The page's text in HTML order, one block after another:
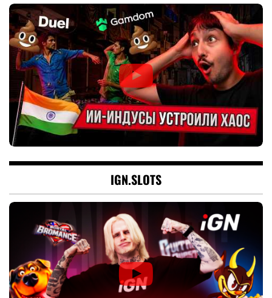
IGN.SLOTS